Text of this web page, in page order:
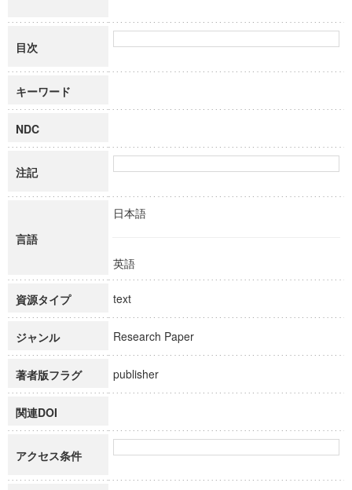
目次
キーワード
NDC
注記
言語
日本語
英語
資源タイプ text
ジャンル Research Paper
著者版フラグ publisher
関連DOI
アクセス条件